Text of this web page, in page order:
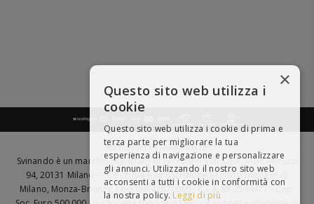
BEVI RESPONSABILMENTE
Svinando è un marchio registrato di Giordano Vini S.p.A. Viale Abruzzi
94, 20131 Milano - - C.F., P.IVA e Nr. Iscrizione Registro Imprese di
Milano, Monza-Brianza, Lodi 04642870960 - R.E.A. MI-2564477 - Cap.
×
Questo sito web utilizza i
cookie
Questo sito web utilizza i cookie di prima e
terza parte per migliorare la tua
esperienza di navigazione e personalizzare
gli annunci. Utilizzando il nostro sito web
acconsenti a tutti i cookie in conformità con
la nostra policy. Leggi di più